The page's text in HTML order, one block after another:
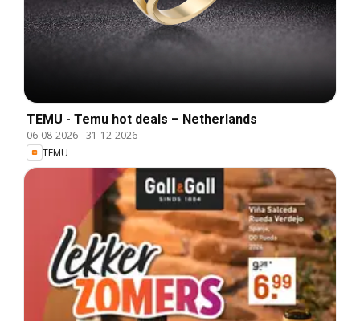
TEMU - Temu hot deals – Netherlands
06-08-2026-31-12-2026
TEMU